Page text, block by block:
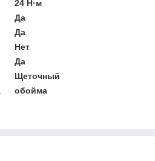
24 Н·м
Да
Да
Нет
Да
Щеточный
обойма